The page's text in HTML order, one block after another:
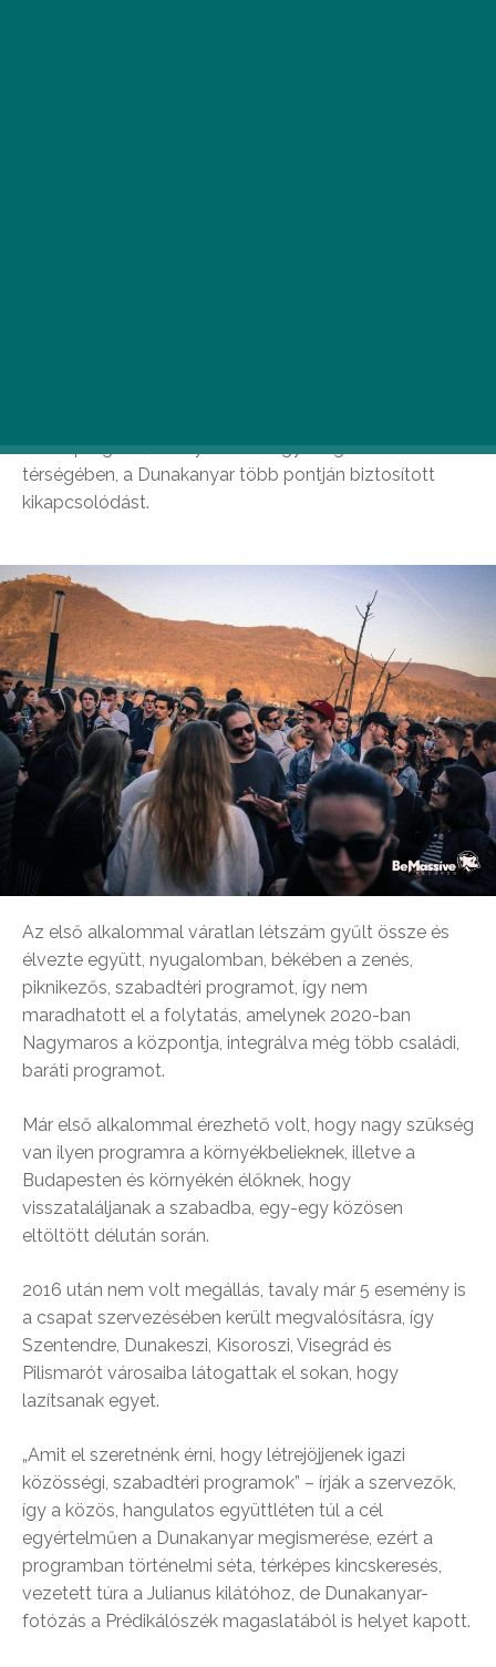
hívott program, amely hazánk egyik legszebb
térségében, a Dunakanyar több pontján biztosított
kikapcsolódást.
Az első alkalommal váratlan létszám gyűlt össze és
élvezte együtt, nyugalomban, békében a zenés,
piknikezős, szabadtéri programot, így nem
maradhatott el a folytatás, amelynek 2020-ban
Nagymaros a központja, integrálva még több családi,
baráti programot.
Már első alkalommal érezhető volt, hogy nagy szükség
van ilyen programra a környékbelieknek, illetve a
Budapesten és környékén élőknek, hogy
visszataláljanak a szabadba, egy-egy közösen
eltöltött délután során.
2016 után nem volt megállás, tavaly már 5 esemény is
a csapat szervezésében került megvalósításra, így
Szentendre, Dunakeszi, Kisoroszi, Visegrád és
Pilismarót városaiba látogattak el sokan, hogy
lazítsanak egyet.
„Amit el szeretnénk érni, hogy létrejöjjenek igazi
közösségi, szabadtéri programok” – írják a szervezők,
így a közös, hangulatos együttléten túl a cél
egyértelműen a Dunakanyar megismerése, ezért a
programban történelmi séta, térképes kincskeresés,
vezetett túra a Julianus kilátóhoz, de Dunakanyar-
fotózás a Prédikálószék magaslatából is helyet kapott.